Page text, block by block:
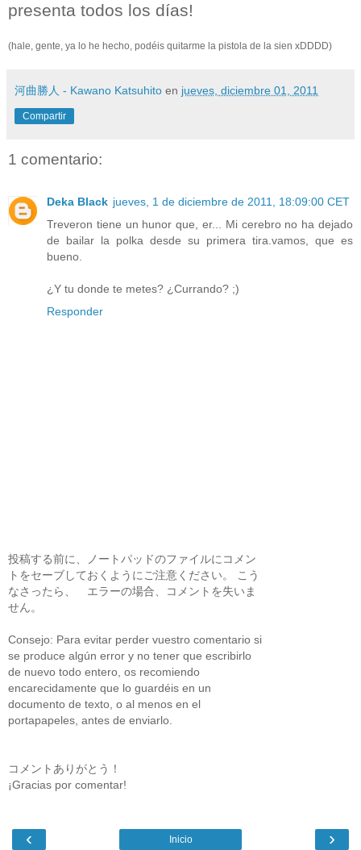
presenta todos los días!
(hale, gente, ya lo he hecho, podéis quitarme la pistola de la sien xDDDD)
河曲勝人 - Kawano Katsuhito en jueves, diciembre 01, 2011
Compartir
1 comentario:
Deka Black jueves, 1 de diciembre de 2011, 18:09:00 CET
Treveron tiene un hunor que, er... Mi cerebro no ha dejado
de bailar la polka desde su primera tira.vamos, que es
bueno.
¿Y tu donde te metes? ¿Currando? ;)
Responder
投稿する前に、ノートパッドのファイルにコメン
トをセーブしておくようにご注意ください。 こう
なさったら、 エラーの場合、コメントを失いま
せん。
Consejo: Para evitar perder vuestro comentario si
se produce algún error y no tener que escribirlo
de nuevo todo entero, os recomiendo
encarecidamente que lo guardéis en un
documento de texto, o al menos en el
portapapeles, antes de enviarlo.
コメントありがとう！
¡Gracias por comentar!
‹ ›
Inicio